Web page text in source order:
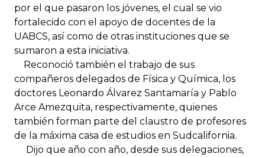
por el que pasaron los jóvenes, el cual se vio
fortalecido con el apoyo de docentes de la
UABCS, así como de otras instituciones que se
sumaron a esta iniciativa.
Reconoció también el trabajo de sus
compañeros delegados de Física y Química, los
doctores Leonardo Álvarez Santamaría y Pablo
Arce Amezquita, respectivamente, quienes
también forman parte del claustro de profesores
de la máxima casa de estudios en Sudcalifornia.
Dijo que año con año, desde sus delegaciones,